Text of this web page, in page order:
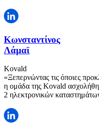
Κωνσταντίνος
Λάμαϊ
Kovald
«Ξεπερνώντας τις όποιες
η ομάδα της Kovald
2 ηλεκτρονικών